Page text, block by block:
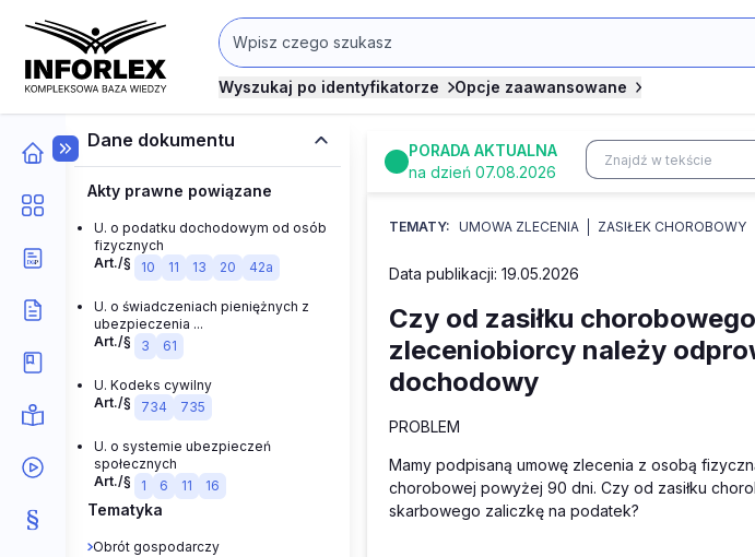
Wyszukaj po identyfikatorze Opcje zaawansowane
Dane dokumentu
Akty prawne powiązane
U. o podatku dochodowym od osób
fizycznych
Art./§
10 11 13 20 42a
U. o świadczeniach pieniężnych z
ubezpieczenia ...
Art./§
3 61
U. Kodeks cywilny
Art./§
734 735
U. o systemie ubezpieczeń
społecznych
Art./§
1 6 11 16
Tematyka
Obrót gospodarczy
PORADA AKTUALNA
na dzień 07.08.2026
TEMATY: UMOWA ZLECENIA ZASIŁEK CHOROBOWY
Data publikacji: 19.05.2026
Czy od zasiłku
zleceniobiorcy należy
dochodowy
PROBLEM
Mamy podpisaną umowę zlecenia z osobą
chorobowej powyżej 90 dni. Czy od zasiłku
skarbowego zaliczkę na podatek?